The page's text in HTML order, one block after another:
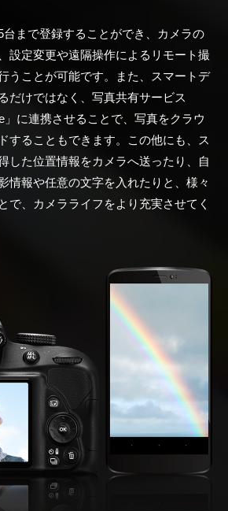
まで登録することができ、カメラの
設定変更や遠隔操作によるリモート撮
うことが可能です。また、スマートデ
だけではなく、写真共有サービス
」に連携させることで、写真をクラウ
することもできます。この他にも、ス
した位置情報をカメラへ送ったり、自
情報や任意の文字を入れたりと、様々
で、カメラライフをより充実させてく